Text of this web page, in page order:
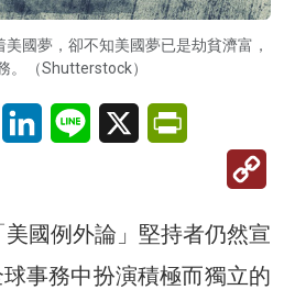
美國夢，卻不知美國夢已是劫貧濟富，
。（Shutterstock）
Email LinkedInLine X
國例外論」堅持者仍然宣
事務中扮演積極而獨立的